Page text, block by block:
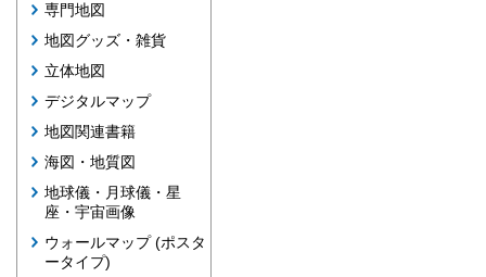
専門地図
地図グッズ・雑貨
立体地図
デジタルマップ
地図関連書籍
海図・地質図
地球儀・月球儀・星
座・宇宙画像
ウォールマップ (ポスタ
ータイプ)